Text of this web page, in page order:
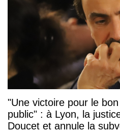
"Une victoire pour le
public" : à Lyon, la
Doucet et annule la